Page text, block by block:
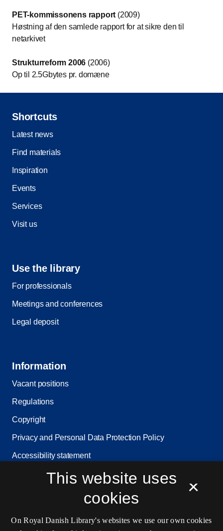
PET-kommissonens rapport (2009)
Høstning af den samlede rapport for at sikre den til
netarkivet
Strukturreform 2006 (2006)
Op til 2.5Gbytes pr. domæne
Shortcuts
Latest news
Find materials
Inspiration
Events
Services
Visit us
Use the library
For professionals
Meetings and conferences
Legal deposit
Information
Vacant positions
Regulations
Copyright
Privacy and Personal Data Protection Policy
Accessibility statement
Service status
×
This website uses
cookies
On Royal Danish Library's websites we use our own cookies